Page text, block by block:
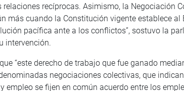
relaciones recíprocas. Asimismo, la Negociación
más cuando la Constitución vigente establece
pacífica ante a los conflictos”, sostuvo la
intervención.
“este derecho de trabajo que fue ganado
negociaciones colectivas, que
empleo se fijen en común acuerdo entre los